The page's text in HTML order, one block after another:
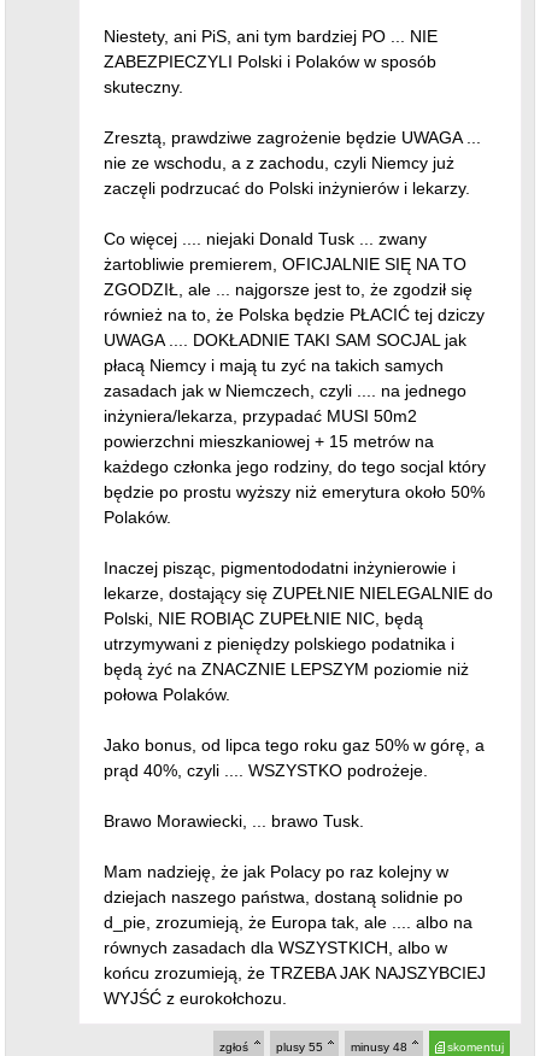
Niestety, ani PiS, ani tym bardziej PO ... NIE
ZABEZPIECZYLI Polski i Polaków w sposób
skuteczny.
Zresztą, prawdziwe zagrożenie będzie UWAGA ...
nie ze wschodu, a z zachodu, czyli Niemcy już
zaczęli podrzucać do Polski inżynierów i lekarzy.
Co więcej .... niejaki Donald Tusk ... zwany
żartobliwie premierem, OFICJALNIE SIĘ NA TO
ZGODZIŁ, ale ... najgorsze jest to, że zgodził się
również na to, że Polska będzie PŁACIĆ tej dziczy
UWAGA .... DOKŁADNIE TAKI SAM SOCJAL jak
płacą Niemcy i mają tu zyć na takich samych
zasadach jak w Niemczech, czyli .... na jednego
inżyniera/lekarza, przypadać MUSI 50m2
powierzchni mieszkaniowej + 15 metrów na
każdego członka jego rodziny, do tego socjal który
będzie po prostu wyższy niż emerytura około 50%
Polaków.
Inaczej pisząc, pigmentododatni inżynierowie i
lekarze, dostający się ZUPEŁNIE NIELEGALNIE do
Polski, NIE ROBIĄC ZUPEŁNIE NIC, będą
utrzymywani z pieniędzy polskiego podatnika i
będą żyć na ZNACZNIE LEPSZYM poziomie niż
połowa Polaków.
Jako bonus, od lipca tego roku gaz 50% w górę, a
prąd 40%, czyli .... WSZYSTKO podrożeje.
Brawo Morawiecki, ... brawo Tusk.
Mam nadzieję, że jak Polacy po raz kolejny w
dziejach naszego państwa, dostaną solidnie po
d_pie, zrozumieją, że Europa tak, ale .... albo na
równych zasadach dla WSZYSTKICH, albo w
końcu zrozumieją, że TRZEBA JAK NAJSZYBCIEJ
WYJŚĆ z eurokołchozu.
skomentuj
minusy 48
plusy 55
zgłoś